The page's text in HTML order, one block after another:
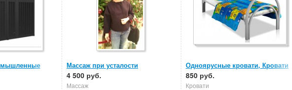
Массаж при усталости
4 500 руб.
Массаж
Одноярусные кровати, Кровати
металлические, Кровати в
больницы
850 руб.
Кровати